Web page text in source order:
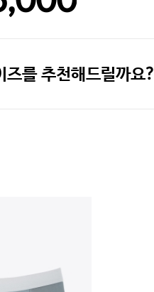
5만원 이
즈를 추천해드릴까요?